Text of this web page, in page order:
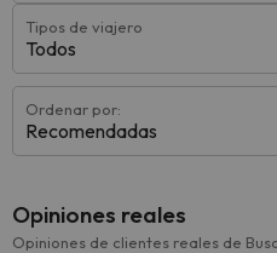
Tipos de viajero
Todos
Ordenar por:
Recomendadas
Opiniones reales
Opiniones de clientes reales de